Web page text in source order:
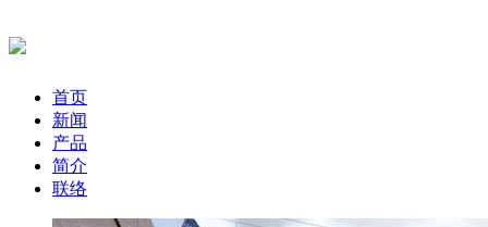
首页
新闻
产品
简介
联络